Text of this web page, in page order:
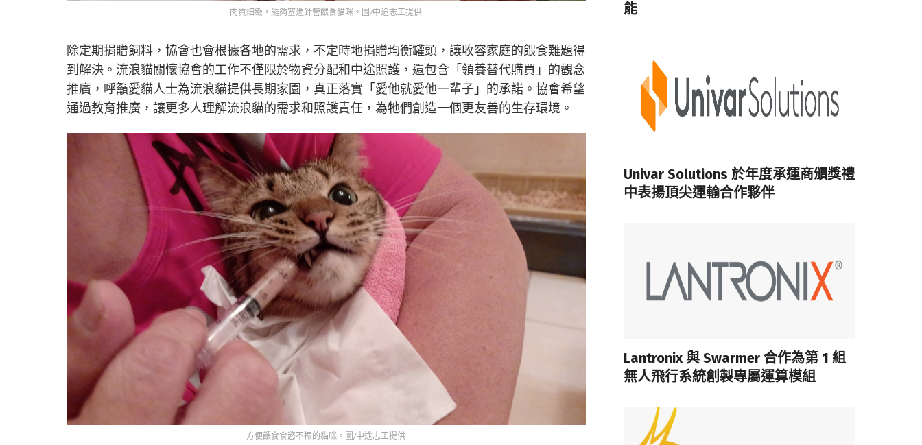
肉質細緻，能夠塞進針管餵食貓咪。圖/中途志工提供
除定期捐贈飼料，協會也會根據各地的需求，不定時地捐贈均衡罐頭，讓收容家庭的餵食難題得
到解決。流浪貓關懷協會的工作不僅限於物資分配和中途照護，還包含「領養替代購買」的觀念
推廣，呼籲愛貓人士為流浪貓提供長期家園，真正落實「愛他就愛他一輩子」的承諾。協會希望
通過教育推廣，讓更多人理解流浪貓的需求和照護責任，為牠們創造一個更友善的生存環境。
方便餵食食慾不振的貓咪。圖/中途志工提供
能
Univar Solutions 於年度承運商頒獎禮
中表揚頂尖運輸合作夥伴
Lantronix 與 Swarmer 合作為第 1 組
無人飛行系統創製專屬運算模組